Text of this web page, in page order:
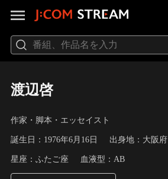
渡辺啓
作家・脚本・エッセイスト
誕生日：1976年6月16日 出身地：大阪府
星座：ふたご座 血液型：AB